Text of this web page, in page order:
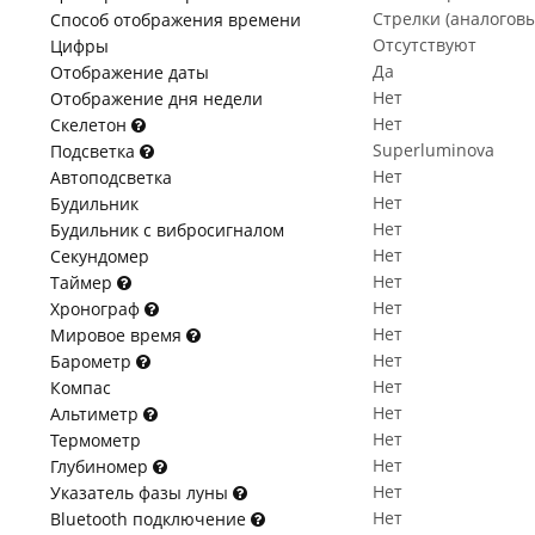
Способ отображения времени
Стрелки
Цифры
Отсутствуют
Отображение даты
Да
Отображение дня недели
Нет
Скелетон
Нет
Подсветка
Superluminova
Автоподсветка
Нет
Будильник
Нет
Будильник с вибросигналом
Нет
Секундомер
Нет
Таймер
Нет
Хронограф
Нет
Мировое время
Нет
Барометр
Нет
Компас
Нет
Альтиметр
Нет
Термометр
Нет
Глубиномер
Нет
Указатель фазы луны
Нет
Bluetooth подключение
Нет